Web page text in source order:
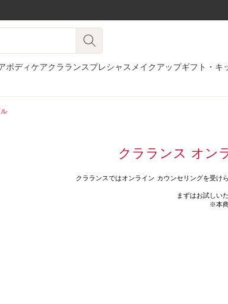
ボディケアクラランスプレシャス メイクアップギフト・キ
クラランス オン
クラランスではオンライン カウンセリングを受け
まずはお試しい
※本